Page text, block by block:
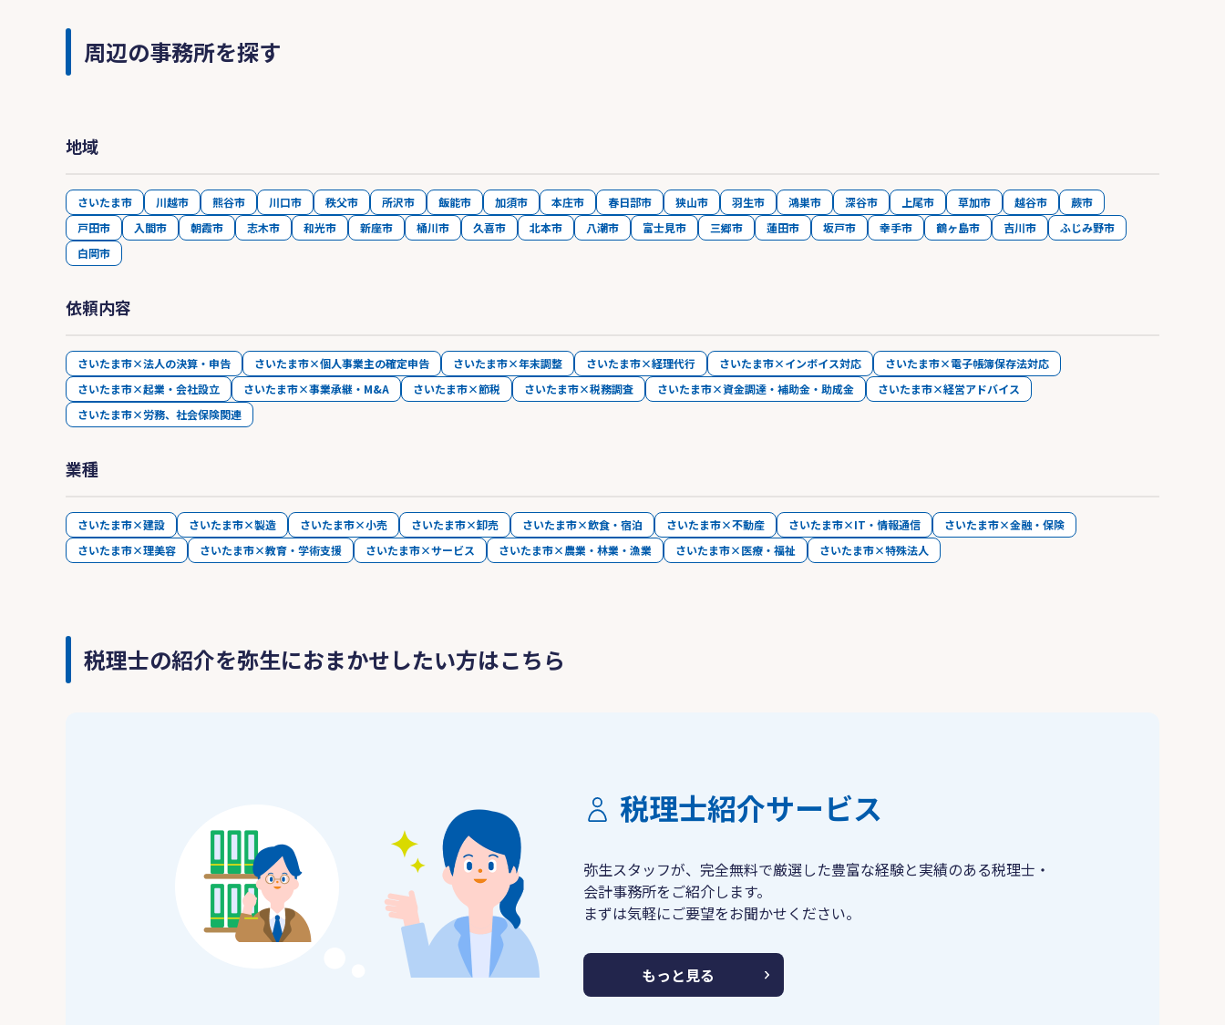
周辺の事務所を探す
地域
さいたま市 川越市 熊谷市 川口市 秩父市 所沢市 飯能市 加須市 本庄市 春日部市 狭山市 羽生市 鴻巣市 深谷市 上尾市 草加市 越谷市
蕨市
戸田市
入間市 朝霞市 志木市 和光市 新座市 桶川市 久喜市 北本市 八潮市 富士見市 三郷市 蓮田市 坂戸市 幸手市 鶴ヶ島市 吉川市
ふじみ野市
白岡市
依頼内容
さいたま市×法人の決算・申告 さいたま市×個人事業主の確定申告 さいたま市×年末調整 さいたま市×経理代行 さいたま市×インボイス対応
さいたま市×電子帳簿保存法対応
さいたま市×起業・会社設立
さいたま市×事業承継・M&A さいたま市×節税 さいたま市×税務調査 さいたま市×資金調達・補助金・助成金
さいたま市×経営アドバイス
さいたま市×労務、社会保険関連
業種
さいたま市×建設 さいたま市×製造 さいたま市×小売 さいたま市×卸売 さいたま市×飲食・宿泊 さいたま市×不動産 さいたま市×IT・情報通信
さいたま市×金融・保険
さいたま市×理美容
さいたま市×教育・学術支援 さいたま市×サービス さいたま市×農業・林業・漁業 さいたま市×医療・福祉 さいたま市×特殊法人
税理士の紹介を弥生におまかせしたい方はこちら
税理士紹介サービス
弥生スタッフが、完全無料で厳選した豊富な経験と実績のある税理士・
会計事務所をご紹介します。
まずは気軽にご要望をお聞かせください。
もっと見る